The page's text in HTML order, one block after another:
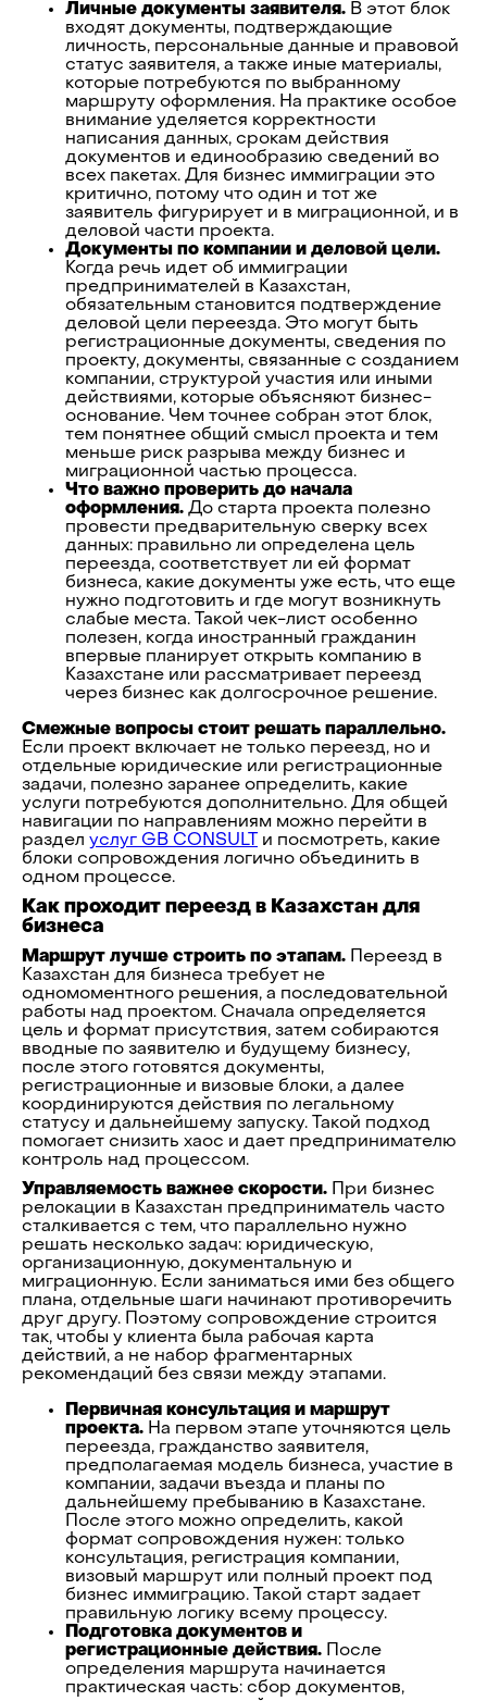
Личные документы заявителя. В этот блок
входят документы, подтверждающие
личность, персональные данные и правовой
статус заявителя, а также иные материалы,
которые потребуются по выбранному
маршруту оформления. На практике особое
внимание уделяется корректности
написания данных, срокам действия
документов и единообразию сведений во
всех пакетах. Для бизнес иммиграции это
критично, потому что один и тот же
заявитель фигурирует и в миграционной, и в
деловой части проекта.
Документы по компании и деловой цели.
Когда речь идет об иммиграции
предпринимателей в Казахстан,
обязательным становится подтверждение
деловой цели переезда. Это могут быть
регистрационные документы, сведения по
проекту, документы, связанные с созданием
компании, структурой участия или иными
действиями, которые объясняют бизнес-
основание. Чем точнее собран этот блок,
тем понятнее общий смысл проекта и тем
меньше риск разрыва между бизнес и
миграционной частью процесса.
Что важно проверить до начала
оформления. До старта проекта полезно
провести предварительную сверку всех
данных: правильно ли определена цель
переезда, соответствует ли ей формат
бизнеса, какие документы уже есть, что еще
нужно подготовить и где могут возникнуть
слабые места. Такой чек-лист особенно
полезен, когда иностранный гражданин
впервые планирует открыть компанию в
Казахстане или рассматривает переезд
через бизнес как долгосрочное решение.
Смежные вопросы стоит решать параллельно.
Если проект включает не только переезд, но и
отдельные юридические или регистрационные
задачи, полезно заранее определить, какие
услуги потребуются дополнительно. Для общей
навигации по направлениям можно перейти в
раздел услуг GB CONSULT
и посмотреть, какие
блоки сопровождения логично объединить в
одном процессе.
Как проходит переезд в Казахстан для
бизнеса
Маршрут лучше строить по этапам. Переезд в
Казахстан для бизнеса требует не
одномоментного решения, а последовательной
работы над проектом. Сначала определяется
цель и формат присутствия, затем собираются
вводные по заявителю и будущему бизнесу,
после этого готовятся документы,
регистрационные и визовые блоки, а далее
координируются действия по легальному
статусу и дальнейшему запуску. Такой подход
помогает снизить хаос и дает предпринимателю
контроль над процессом.
Управляемость важнее скорости. При бизнес
релокации в Казахстан предприниматель часто
сталкивается с тем, что параллельно нужно
решать несколько задач: юридическую,
организационную, документальную и
миграционную. Если заниматься ими без общего
плана, отдельные шаги начинают противоречить
друг другу. Поэтому сопровождение строится
так, чтобы у клиента была рабочая карта
действий, а не набор фрагментарных
рекомендаций без связи между этапами.
Первичная консультация и маршрут
проекта. На первом этапе уточняются цель
переезда, гражданство заявителя,
предполагаемая модель бизнеса, участие в
компании, задачи въезда и планы по
дальнейшему пребыванию в Казахстане.
После этого можно определить, какой
формат сопровождения нужен: только
консультация, регистрация компании,
визовый маршрут или полный проект под
бизнес иммиграцию. Такой старт задает
правильную логику всему процессу.
Подготовка документов и
регистрационные действия. После
определения маршрута начинается
практическая часть: сбор документов,